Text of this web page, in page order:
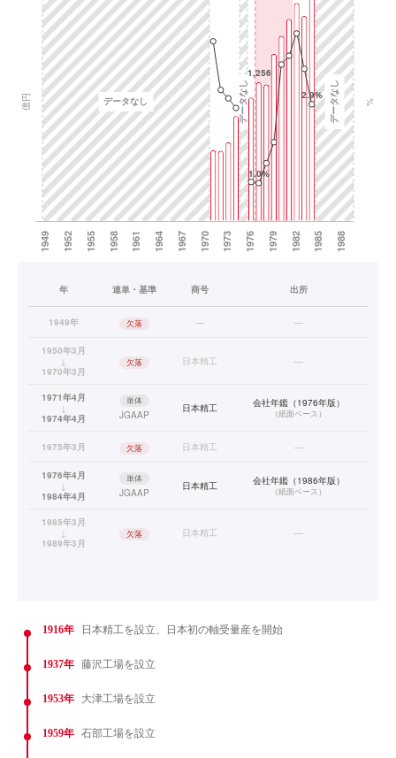
年 連単・基準 商号 出所
1949年 欠落 — —
1950年3月
↓
1970年3月
欠落 日本精工 —
1971年4月
↓
1974年4月
単体
JGAAP
日本精工 会社年鑑（1976年版）
（紙面ベース）
1975年3月 欠落 日本精工 —
1976年4月
↓
1984年4月
単体
JGAAP
日本精工 会社年鑑（1986年版）
（紙面ベース）
1985年3月
↓
1989年3月
欠落 日本精工 —
1916年 日本精工を設立、日本初の軸受量産を開始
1937年 藤沢工場を設立
1953年 大津工場を設立
1959年 石部工場を設立